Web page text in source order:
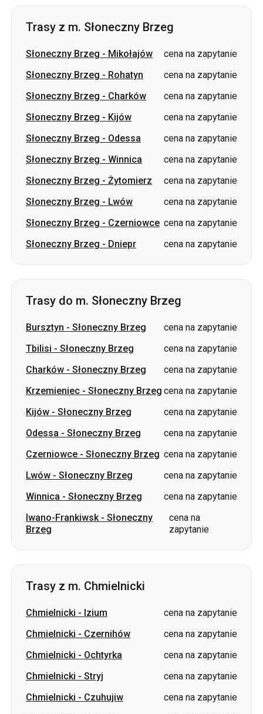
Trasy z m. Słoneczny Brzeg
Słoneczny Brzeg - Mikołajów
cena na zapytanie
Słoneczny Brzeg - Rohatyn
cena na zapytanie
Słoneczny Brzeg - Charków
cena na zapytanie
Słoneczny Brzeg - Kijów
cena na zapytanie
Słoneczny Brzeg - Odessa
cena na zapytanie
Słoneczny Brzeg - Winnica
cena na zapytanie
Słoneczny Brzeg - Żytomierz
cena na zapytanie
Słoneczny Brzeg - Lwów
cena na zapytanie
Słoneczny Brzeg - Czerniowce cena na zapytanie
Słoneczny Brzeg - Dniepr cena na zapytanie
Trasy do m. Słoneczny Brzeg
Bursztyn - Słoneczny Brzeg
cena na zapytanie
Tbilisi - Słoneczny Brzeg
cena na zapytanie
Charków - Słoneczny Brzeg
cena na zapytanie
Krzemieniec - Słoneczny Brzeg cena na zapytanie
Kijów - Słoneczny Brzeg
cena na zapytanie
Odessa - Słoneczny Brzeg
cena na zapytanie
Czerniowce - Słoneczny Brzeg cena na zapytanie
Lwów - Słoneczny Brzeg
cena na zapytanie
Winnica - Słoneczny Brzeg
cena na zapytanie
Iwano-Frankiwsk- Słoneczny
Brzeg
cena na
zapytanie
Trasy z m. Chmielnicki
Chmielnicki - Izium
cena na zapytanie
Chmielnicki - Czernihów
cena na zapytanie
Chmielnicki - Ochtyrka
cena na zapytanie
Chmielnicki - Stryj
cena na zapytanie
Chmielnicki - Czuhujiw
cena na zapytanie